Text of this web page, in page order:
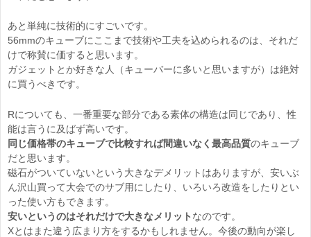
あと単純に技術的にすごいです。
56mmのキューブにここまで技術や工夫を込められるのは、それだ
けで称賛に価すると思います。
ガジェットとか好きな人（キューバーに多いと思いますが）は絶対
に買うべきです。
Rについても、一番重要な部分である素体の構造は同じであり、性
能は言うに及ばず高いです。
同じ価格帯のキューブで比較すれば間違いなく最高品質のキューブ
だと思います。
磁石がついていないという大きなデメリットはありますが、安いぶ
ん沢山買って大会でのサブ用にしたり、いろいろ改造をしたりとい
った使い方もできます。
安いというのはそれだけで大きなメリット なのです。
Xとはまた違う広まり方をするかもしれません。今後の動向が楽し